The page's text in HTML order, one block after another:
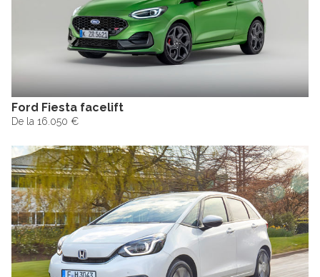
Ford Fiesta facelift
De la 16.050 €